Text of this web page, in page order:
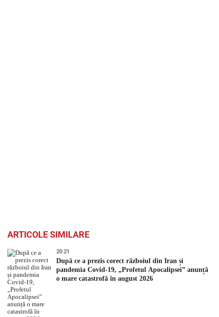
ARTICOLE SIMILARE
20:21
După ce a prezis corect războiul din Iran și
pandemia Covid-19, „Profetul Apocalipsei” anunță
o mare catastrofă în august 2026